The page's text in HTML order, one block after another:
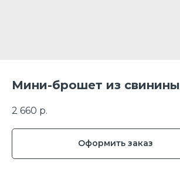
Мини-брошет из свинины
2 660 р.
Оформить заказ